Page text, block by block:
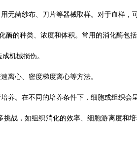
菌纱布、刀片等器械取样。对于血样，
种类、浓度和体积。常用的消化酶包括
机械损伤。
心、密度梯度离心等方法。
。在不同的培养条件下，细胞或组织会呈
，如组织消化的效率、细胞游离度和